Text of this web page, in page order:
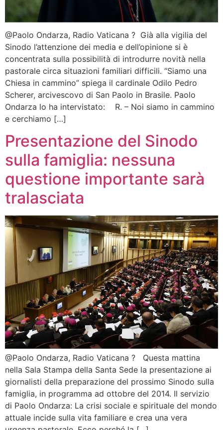
@Paolo Ondarza, Radio Vaticana ? Già alla vigilia del
Sinodo l’attenzione dei media e dell’opinione si è
concentrata sulla possibilità di introdurre novità nella
pastorale circa situazioni familiari difficili. “Siamo una
Chiesa in cammino” spiega il cardinale Odilo Pedro
Scherer, arcivescovo di San Paolo in Brasile. Paolo
Ondarza lo ha intervistato: R. – Noi siamo in cammino
e cerchiamo […]
Presentazione del Sinodo
sulla famiglia: nessuna
questione importante sarà
tralasciata
@Paolo Ondarza, Radio Vaticana ? Questa mattina
nella Sala Stampa della Santa Sede la presentazione ai
giornalisti della preparazione del prossimo Sinodo sulla
famiglia, in programma ad ottobre del 2014. Il servizio
di Paolo Ondarza: La crisi sociale e spirituale del mondo
attuale incide sulla vita familiare e crea una vera